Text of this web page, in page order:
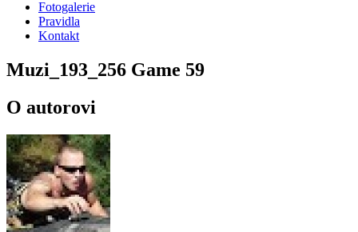
Fotogalerie
Pravidla
Kontakt
Muzi_193_256 Game 59
O autorovi